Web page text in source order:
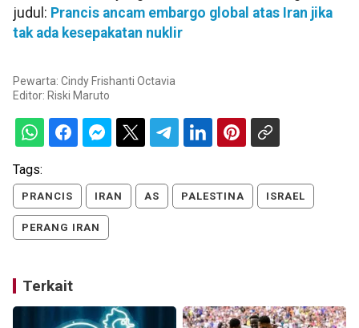
judul: Prancis ancam embargo global atas Iran jika
tak ada kesepakatan nuklir
Pewarta: Cindy Frishanti Octavia
Editor: Riski Maruto
Tags:
PRANCIS IRAN AS PALESTINA ISRAEL
PERANG IRAN
Terkait